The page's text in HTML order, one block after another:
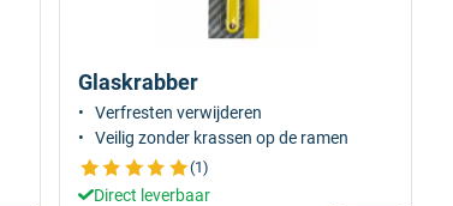
Glaskrabber
Verfresten verwijderen
Veilig zonder krassen op de ramen
(1)
Direct leverbaar